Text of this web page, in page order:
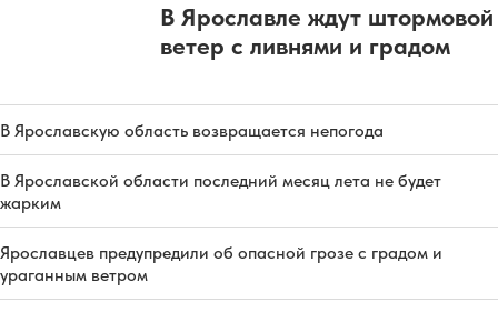
В Ярославле ждут штормовой
ветер с ливнями и градом
В Ярославскую область возвращается непогода
В Ярославской области последний месяц лета не будет
жарким
Ярославцев предупредили об опасной грозе с градом и
ураганным ветром